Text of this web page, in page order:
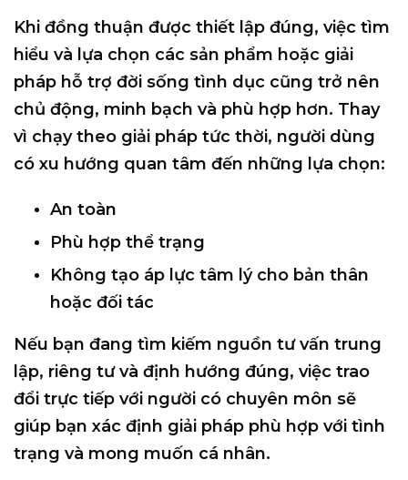
Khi đồng thuận được thiết lập đúng, việc tìm
hiểu và lựa chọn các sản phẩm hoặc giải
pháp hỗ trợ đời sống tình dục cũng trở nên
chủ động, minh bạch và phù hợp hơn. Thay
vì chạy theo giải pháp tức thời, người dùng
có xu hướng quan tâm đến những lựa chọn:
An toàn
Phù hợp thể trạng
Không tạo áp lực tâm lý cho bản thân
hoặc đối tác
Nếu bạn đang tìm kiếm nguồn tư vấn trung
lập, riêng tư và định hướng đúng, việc trao
đổi trực tiếp với người có chuyên môn sẽ
giúp bạn xác định giải pháp phù hợp với tình
trạng và mong muốn cá nhân.